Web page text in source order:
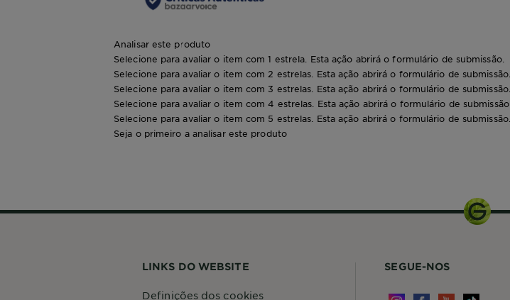
Analisar este produto
Selecione para avaliar o item com 1 estrela. Esta ação abrirá o formulário de submissão.
Selecione para avaliar o item com 2 estrelas. Esta ação abrirá o formulário de submissão.
Selecione para avaliar o item com 3 estrelas. Esta ação abrirá o formulário de submissão.
Selecione para avaliar o item com 4 estrelas. Esta ação abrirá o formulário de submissão.
Selecione para avaliar o item com 5 estrelas. Esta ação abrirá o formulário de submissão.
Seja o primeiro a analisar este produto
LINKS DO WEBSITE
Definições dos cookies
SEGUE-NOS